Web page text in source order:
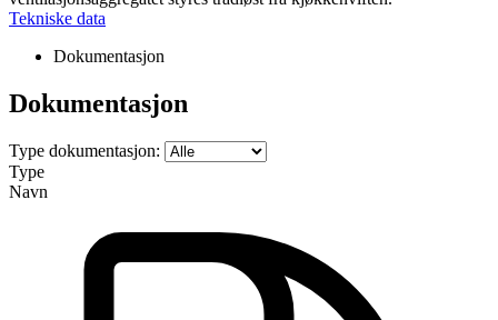
Tekniske data
Dokumentasjon
Dokumentasjon
Type dokumentasjon:
Type
Navn